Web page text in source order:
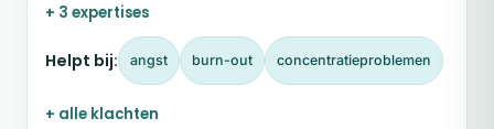
veranderingen of na het verbreken van een relatie.
Samen kijken we naar wat er in jouw binnenwereld
speelt.
+ 3 expertises
Helpt bij: angst burn-out concentratieproblemen
+ alle klachten